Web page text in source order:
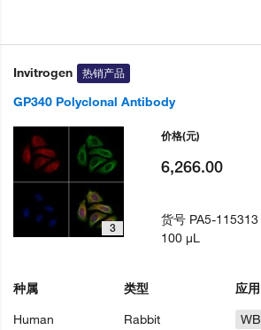
Invitrogen 热销产品
GP340 Polyclonal Antibody
3
种属
Human
类型
Rabbit
应用
WB
价格(元)
6,266.00
货号 PA5-115313
100 µL